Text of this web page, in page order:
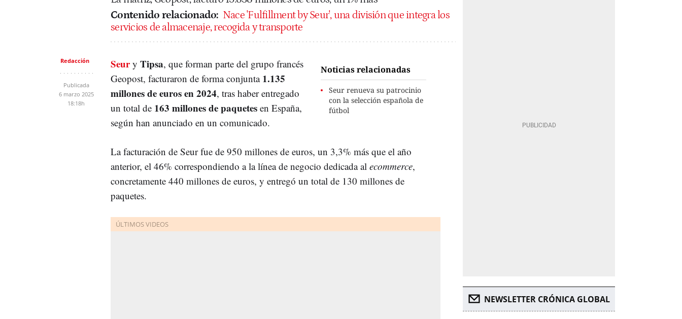
Contenido relacionado: Nace 'Fulfillment by Seur', una división que integra los
servicios de almacenaje, recogida y transporte
Redacción
Publicada
6 marzo 2025
18:18h
Noticias relacionadas
Seur renueva su patrocinio
con la selección española de
fútbol
Seury Tipsa, que forman parte del grupo francés
Geopost, facturaron de forma conjunta 1.135
millones de euros en 2024, tras haber entregado
un total de 163 millones de paquetes en España,
según han anunciado en un comunicado.
La facturación de Seur fue de 950 millones de euros, un 3,3% más que el año
anterior, el 46% correspondiendo a la línea de negocio dedicada al ecommerce,
concretamente 440 millones de euros, y entregó un total de 130 millones de
paquetes.
NEWSLETTER CRÓNICA GLOBAL